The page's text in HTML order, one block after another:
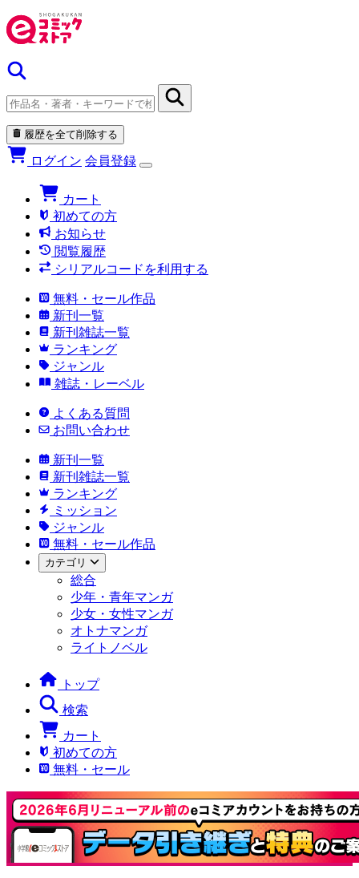
履歴を全て削除する
ログイン 会員登録
カート
初めての方
お知らせ
閲覧履歴
シリアルコードを利用する
無料・セール作品
新刊一覧
新刊雑誌一覧
ランキング
ジャンル
雑誌・レーベル
よくある質問
お問い合わせ
新刊一覧
新刊雑誌一覧
ランキング
ミッション
ジャンル
無料・セール作品
カテゴリ
総合
少年・青年マンガ
少女・女性マンガ
オトナマンガ
ライトノベル
トップ
検索
カート
初めての方
無料・セール